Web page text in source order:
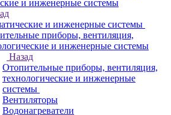
и инженерные системы
и инженерные системы
приборы, вентиляция,
и инженерные системы
Назад
Отопительные приборы, вентиляция,
технологические и инженерные
системы
Вентиляторы
Водонагреватели